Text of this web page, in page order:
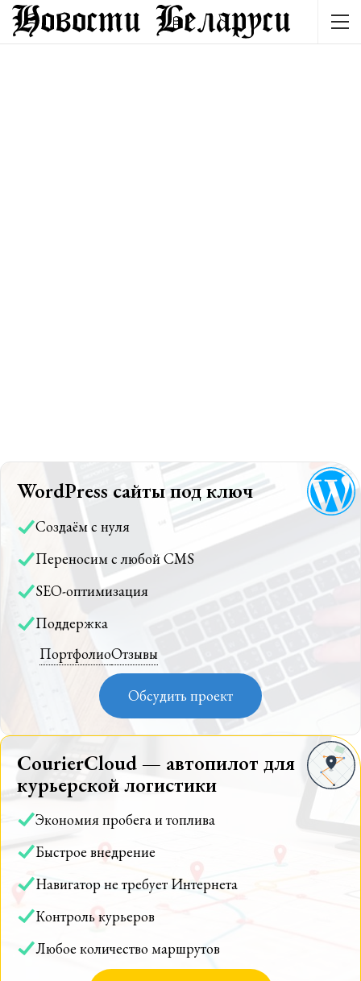
WordPress сайты под ключ
Создаём с нуля
Переносим с любой CMS
SEO-оптимизация
Поддержка
ПортфолиоОтзывы
Обсудить проект
CourierCloud — автопилот для
курьерской логистики
Экономия пробега и топлива
Быстрое внедрение
Навигатор не требует Интернета
Контроль курьеров
Любое количество маршрутов